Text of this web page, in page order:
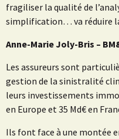
fragiliser la qualité de
simplification… va réduire
Anne-Marie Joly-Bris –
Les assureurs sont
gestion de la sinistralité
leurs investissements
en Europe et 35 Md€ en
Ils font face à une montée